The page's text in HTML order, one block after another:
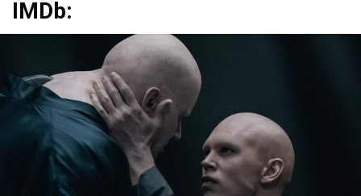
IMDb: